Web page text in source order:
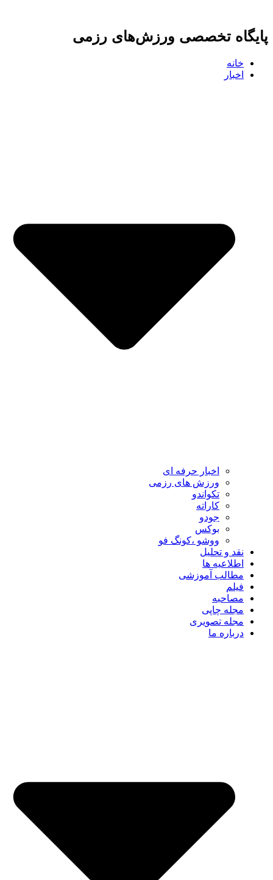
محتوا
پایگاه تخصصی ورزش‌های رزمی
خانه
اخبار
اخبار حرفه ای
ورزش های رزمی
تکواندو
کاراته
جودو
بوکس
ووشو ،کونگ فو
نقد و تحلیل
اطلاعیه ها
مطالب آموزشی
فیلم
مصاحبه
مجله چاپی
مجله تصویری
درباره ما